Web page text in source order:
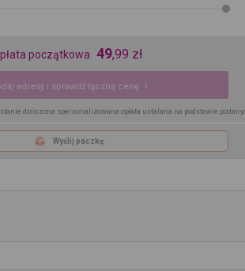
początkowa 49,99 zł
adresy i sprawdź łączną cenę
doliczona spersonalizowana opłata ustalana na podstawie
Wyślij paczkę